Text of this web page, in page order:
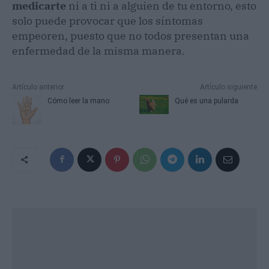
medicarte ni a ti ni a alguien de tu entorno, esto
solo puede provocar que los síntomas
empeoren, puesto que no todos presentan una
enfermedad de la misma manera.
Artículo anterior
Cómo leer la mano
Artículo siguiente
Qué es una pularda